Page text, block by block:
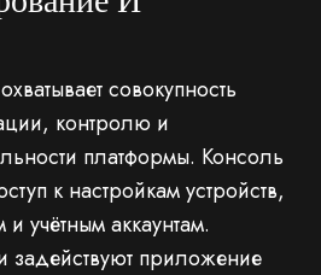
совокупность
контролю и
платформы. Консоль
к настройкам устройств,
учётным аккаунтам.
задействуют приложение